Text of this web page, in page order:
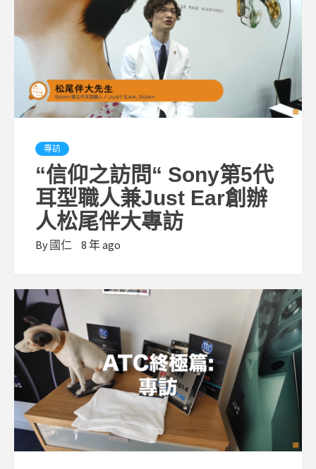
專訪
“信仰之訪問“ Sony第5代
耳型職人兼Just Ear創辦
人松尾伴大專訪
By 國仁 8 年 ago